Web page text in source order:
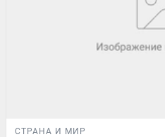
СТРАНА И МИР